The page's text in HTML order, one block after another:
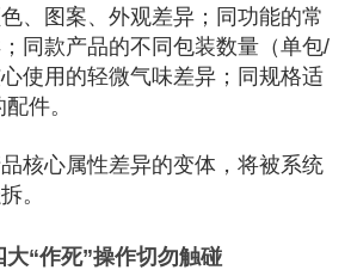
色、图案、外观差异；同功能的常
同款产品的不同包装数量（单包/
使用的轻微气味差异；同规格适
件。
品核心属性差异的变体，将被系统
。
“作死”操作切勿触碰